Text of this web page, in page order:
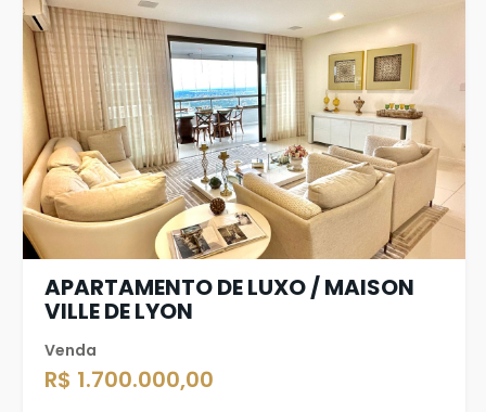
APARTAMENTO DE LUXO / MAISON
VILLE DE LYON
Venda
R$ 1.700.000,00